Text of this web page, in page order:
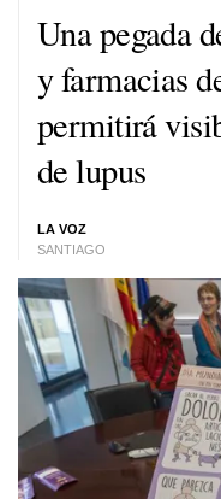
Una pegada
y farmacias
permitirá
de lupus
LA VOZ
SANTIAGO